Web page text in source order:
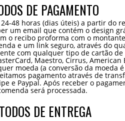
DE PAGAMENTO
48 horas (dias úteis) a partir do
um email que contém o design
o recibo proforma com o
e um link seguro, através do
com qualquer tipo de cartão
Maestro, Cirrus, American
moeda (a conversão da moeda
pagamento através de
e Paypal. Após receber o
será processada.
DE ENTREGA